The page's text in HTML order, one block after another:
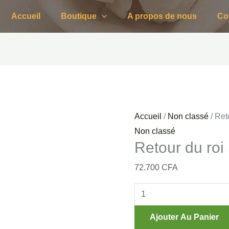
Accueil Boutique A propos de nous
Accueil / Non classé /
Non classé
Retour du roi
72.700CFA
quantité
de
Ajouter Au Panier